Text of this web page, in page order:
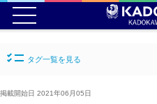
タグ一覧を見る
掲載開始日 2021年06月05日